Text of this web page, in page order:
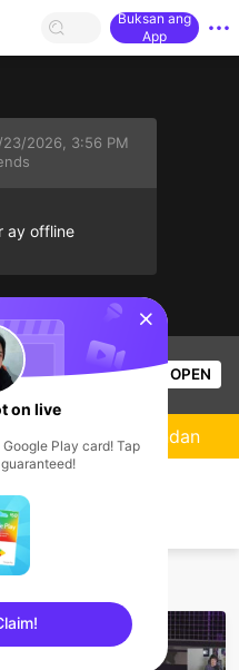
Buksan ang
App
23/2026, 3:56 PM
ay offline
Views OPEN
Streamer
CS:GO
Sundan
on live
Play card! Tap